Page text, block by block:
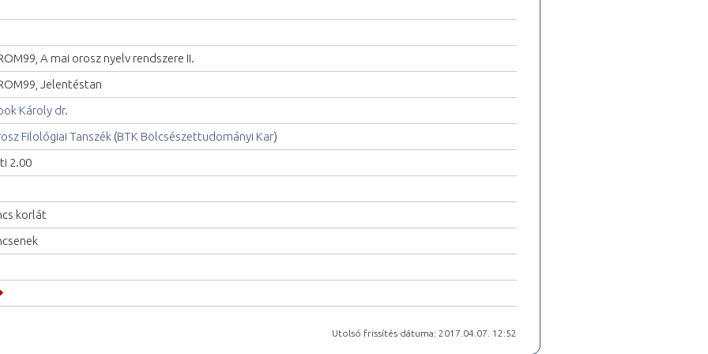
A mai orosz nyelv rendszere II.
Jelentéstan
Károly dr.
Filológiai Tanszék (BTK Bölcsészettudományi Kar)
2.00
korlát
Utolsó frissítés dátuma: 2017.04.07. 12:52